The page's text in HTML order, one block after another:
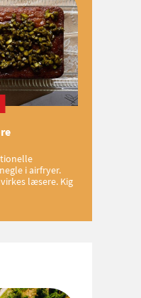
i airfryer.
læsere. Kig